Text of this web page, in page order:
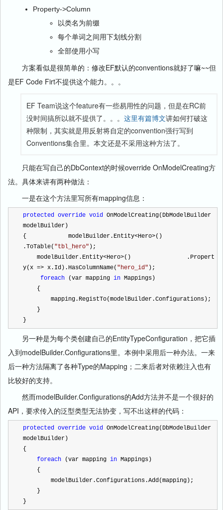
Property->Column
以类名为前缀
每个单词之间用下划线分割
全部使用小写
方案看似是很简单的：修改EF默认的conventions就好了嘛~~但
是EF Code Firt不提供这个能力。。。
EF Team说这个feature有一些易用性的问题，但是在RC前
没时间搞所以就不提供了。。。 这里有篇博文讲如何打破这
种限制，其实就是用反射将自定的convention强行写到
Conventions集合里。本文还是不采用这种方法了。
只能在写自己的DbContext的时候override OnModelCreating方
法。具体来讲有两种做法：
一是在这个方法里写所有mapping信息：
protected override void OnModelCreating(DbModelBuilder
modelBuilder)
{            modelBuilder.Entity<Hero>()
.ToTable( "tbl_hero" );
    modelBuilder.Entity
<Hero>()                .Propert
y(x => x.Id).HasColumnName( "hero_id" );
foreach (var mapping in Mappings)
    {
        mapping.RegistTo(modelBuilder.Configurations);
    }
}
另一种是为每个类创建自己的EntityTypeConfiguration，把它插
入到modelBuilder.Configurations里。本例中采用后一种办法。一来
后一种方法隔离了各种Type的Mapping；二来后者对依赖注入也有
比较好的支持。
然而modelBuilder.Configurations的Add方法并不是一个很好的
API，要求传入的泛型类型无法协变，写不出这样的代码：
protected override void OnModelCreating(DbModelBuilder
modelBuilder)
{
foreach (var mapping in Mappings)
    {
        modelBuilder.Configurations.Add(mapping);
    }
}